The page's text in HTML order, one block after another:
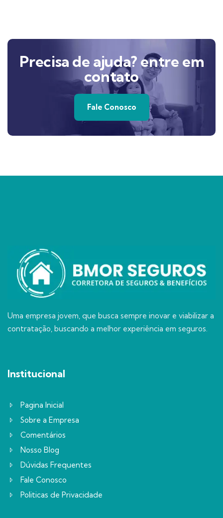
Precisa de ajuda? entre em
contato
Fale Conosco
Uma empresa jovem, que busca sempre inovar e viabilizar a
contratação, buscando a melhor experiência em seguros.
Institucional
Pagina Inicial
Sobre a Empresa
Comentários
Nosso Blog
Dúvidas Frequentes
Fale Conosco
Politicas de Privacidade